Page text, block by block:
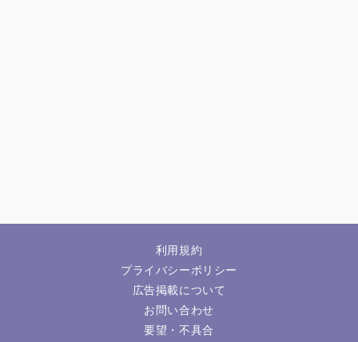
利用規約
プライバシーポリシー
広告掲載について
お問い合わせ
要望・不具合